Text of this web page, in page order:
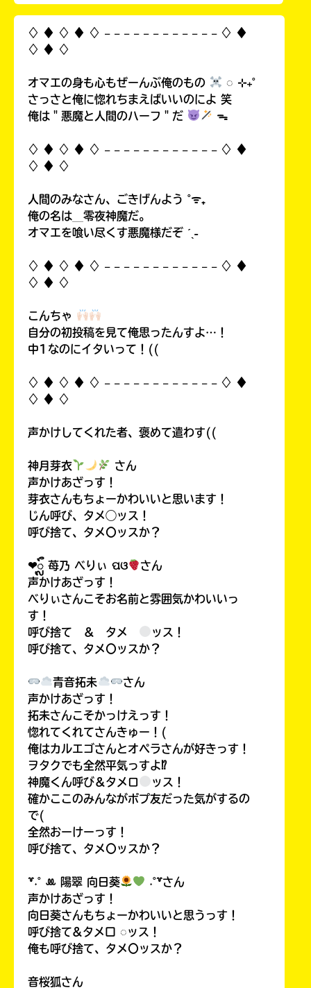
♢ ♦︎ ♢ ♦︎ ♢ 𓐄 𓐄 𓐄 𓐄 𓐄 𓐄 𓐄 𓐄 𓐄 𓐄 𓐄 𓐄 ♢ ♦︎
♢ ♦︎ ♢
オマエの身も心もぜーんぶ俺のもの
◌ ⊹₊˚
さっさと俺に惚れちまえばいいのによ 笑
俺は＂悪魔と人間のハーフ＂だ
ᯓ
♢ ♦︎ ♢ ♦︎ ♢ 𓐄 𓐄 𓐄 𓐄 𓐄 𓐄 𓐄 𓐄 𓐄 𓐄 𓐄 𓐄 ♢ ♦︎
♢ ♦︎ ♢
人間のみなさん、ごきげんよう ˚ᯤ₊
俺の名は＿零夜神魔だ。
オマエを喰い尽くす悪魔様だぞ ˊˎ˗
♢ ♦︎ ♢ ♦︎ ♢ 𓐄 𓐄 𓐄 𓐄 𓐄 𓐄 𓐄 𓐄 𓐄 𓐄 𓐄 𓐄 ♢ ♦︎
♢ ♦︎ ♢
こんちゃ
自分の初投稿を見て俺思ったんすよ…！
中1なのにイタいって！((
♢ ♦︎ ♢ ♦︎ ♢ 𓐄 𓐄 𓐄 𓐄 𓐄 𓐄 𓐄 𓐄 𓐄 𓐄 𓐄 𓐄 ♢ ♦︎
♢ ♦︎ ♢
声かけしてくれた者、褒めて遣わす((
神月芽衣
さん
声かけあざっす！
芽衣さんもちょーかわいいと思います！
じん呼び、タメ◯ッス！
呼び捨て、タメ〇ッスか？
❤︎ᬼ 苺乃 べりぃ ପଓ
さん
声かけあざっす！
べりぃさんこそお名前と雰囲気かわいいっ
す！
呼び捨て ＆ タメ
ッス！
呼び捨て、タメ〇ッスか？
青音拓未
さん
声かけあざっす！
拓未さんこそかっけえっす！
惚れてくれてさんきゅー！(
俺はカルエゴさんとオペラさんが好きっす！
ヲタクでも全然平気っすよ⁉
神魔くん呼び＆タメロ
ッス！
確かここのみんながポプ友だった気がするの
で(
全然おーけーっす！
呼び捨て、タメ〇ッスか？
꒷˖˚ ꔛ‬ 陽翠 向日葵
˖˚꒷さん
声かけあざっす！
向日葵さんもちょーかわいいと思うっす！
呼び捨て&タメ口 ◌ッス！
俺も呼び捨て、タメ〇ッスか？
音桜狐さん